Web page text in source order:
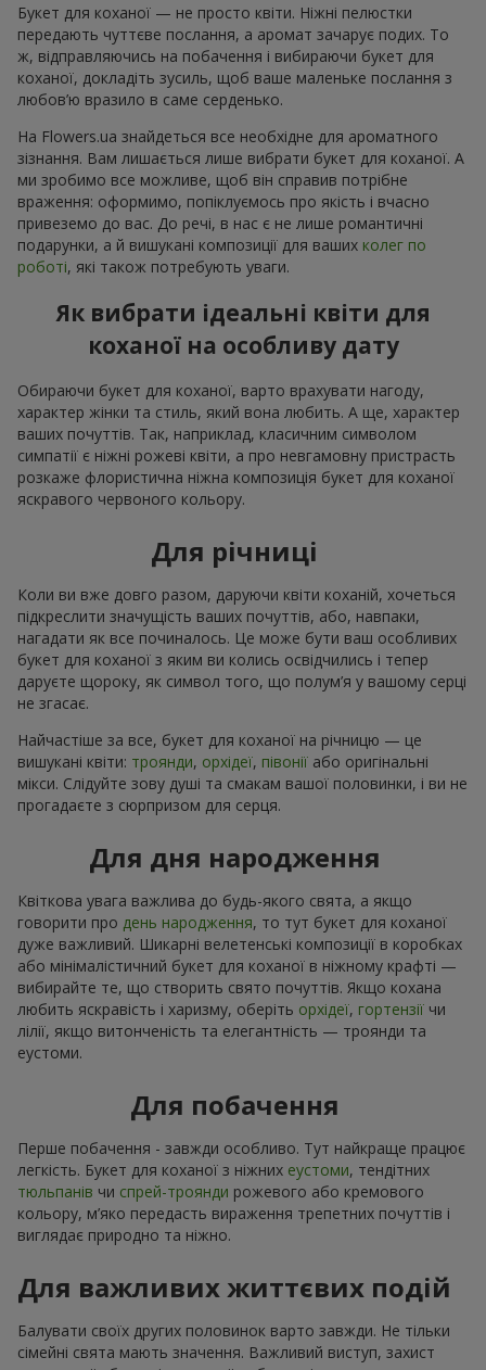
Букет для коханої — не просто квіти. Ніжні пелюстки
передають чуттєве послання, а аромат зачарує подих. То
ж, відправляючись на побачення і вибираючи букет для
коханої, докладіть зусиль, щоб ваше маленьке послання з
любов’ю вразило в саме серденько.
На Flowers.ua знайдеться все необхідне для ароматного
зізнання. Вам лишається лише вибрати букет для коханої. А
ми зробимо все можливе, щоб він справив потрібне
враження: оформимо, попіклуємось про якість і вчасно
привеземо до вас. До речі, в нас є не лише романтичні
подарунки, а й вишукані композиції для ваших колег по
роботі, які також потребують уваги.
Як вибрати ідеальні квіти для
коханої на особливу дату
Обираючи букет для коханої, варто врахувати нагоду,
характер жінки та стиль, який вона любить. А ще, характер
ваших почуттів. Так, наприклад, класичним символом
симпатії є ніжні рожеві квіти, а про невгамовну пристрасть
розкаже флористична ніжна композиція букет для коханої
яскравого червоного кольору.
Для річниці
Коли ви вже довго разом, даруючи квіти коханій, хочеться
підкреслити значущість ваших почуттів, або, навпаки,
нагадати як все починалось. Це може бути ваш особливих
букет для коханої з яким ви колись освідчились і тепер
даруєте щороку, як символ того, що полум’я у вашому серці
не згасає.
Найчастіше за все, букет для коханої на річницю — це
вишукані квіти: троянди, орхідеї, півонії або оригінальні
мікси. Слідуйте зову душі та смакам вашої половинки, і ви не
прогадаєте з сюрпризом для серця.
Для дня народження
Квіткова увага важлива до будь-якого свята, а якщо
говорити про день народження, то тут букет для коханої
дуже важливий. Шикарні велетенські композиції в коробках
або мінімалістичний букет для коханої в ніжному крафті —
вибирайте те, що створить свято почуттів. Якщо кохана
любить яскравість і харизму, оберіть орхідеї, гортензії чи
лілії, якщо витонченість та елегантність — троянди та
еустоми.
Для побачення
Перше побачення - завжди особливо. Тут найкраще працює
легкість. Букет для коханої з ніжних еустоми, тендітних
тюльпанів чи спрей-троянди рожевого або кремового
кольору, м’яко передасть вираження трепетних почуттів і
виглядає природно та ніжно.
Для важливих життєвих подій
Балувати своїх других половинок варто завжди. Не тільки
сімейні свята мають значення. Важливий виступ, захист